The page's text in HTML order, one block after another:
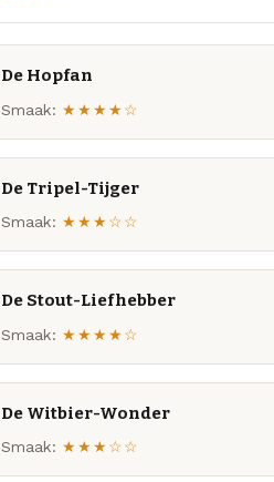
De Hopfan
Smaak: ★★★★☆
De Tripel-Tijger
Smaak: ★★★☆☆
De Stout-Liefhebber
Smaak: ★★★★☆
De Witbier-Wonder
Smaak: ★★★☆☆